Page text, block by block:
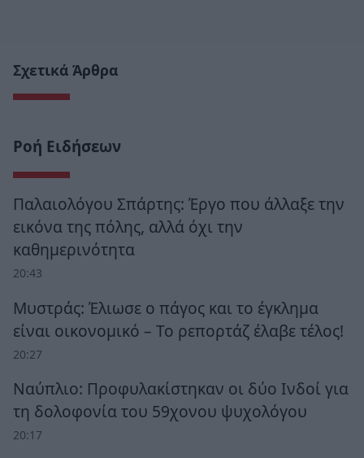
Σχετικά Άρθρα
Ροή Ειδήσεων
Παλαιολόγου Σπάρτης: Έργο που άλλαξε την
εικόνα της πόλης, αλλά όχι την
καθημερινότητα
20:43
Μυστράς: Έλιωσε ο πάγος και το έγκλημα
είναι οικονομικό – Το ρεπορτάζ έλαβε τέλος!
20:27
Ναύπλιο: Προφυλακίστηκαν οι δύο Ινδοί για
τη δολοφονία του 59χονου ψυχολόγου
20:17